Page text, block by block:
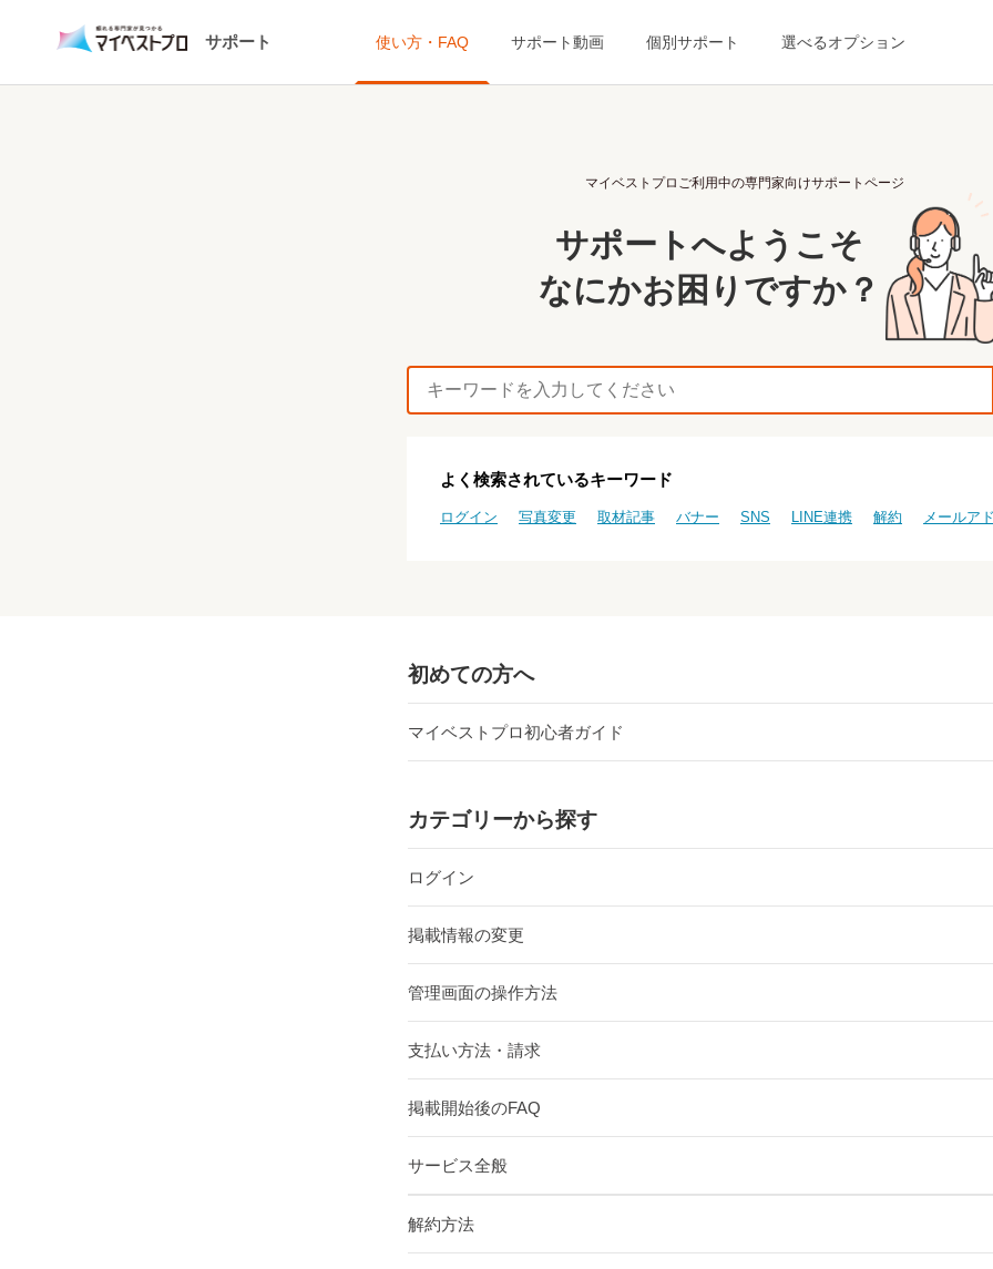
サポート 使い方・FAQ サポート動画 個別サポート 選べるオプション
マイベストプロご利用中の専門家向けサポートページ
サポートへようこそ
なにかお困りですか？
よく検索されているキーワード
ログイン 写真変更 取材記事 バナー SNS LINE連携 解約 メールア
初めての方へ
マイベストプロ初心者ガイド
カテゴリーから探す
ログイン
掲載情報の変更
管理画面の操作方法
支払い方法・請求
掲載開始後のFAQ
サービス全般
解約方法